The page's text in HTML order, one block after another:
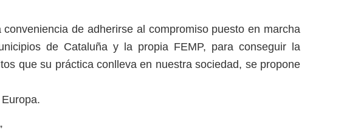
de adherirse al compromiso puesto en marcha
de Cataluña y la propia FEMP, para conseguir la
que su práctica conlleva en nuestra sociedad, se propone